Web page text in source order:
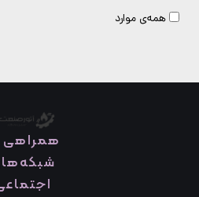
همه‌ی موارد
همراهی در
شبکه‌های
اجتماعی